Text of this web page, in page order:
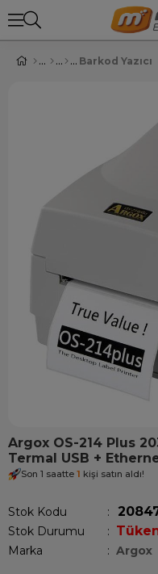
Barkod Yazıcı
Argox OS-214 Plus
Termal USB +
Son 1 saatte 1 kişi satın aldı!
Stok Kodu
Stok Durumu :
Marka : Argox